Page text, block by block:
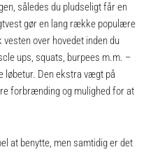
således du pludseligt får en
gør en lang række populære
over hovedet inden du
ups, squats, burpees m.m. –
Den ekstra vægt på
forbrænding og mulighed for at
at benytte, men samtidig er det